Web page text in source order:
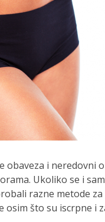
obaveza i neredovni
Ukoliko se i
razne metode
osim što su iscrpne i